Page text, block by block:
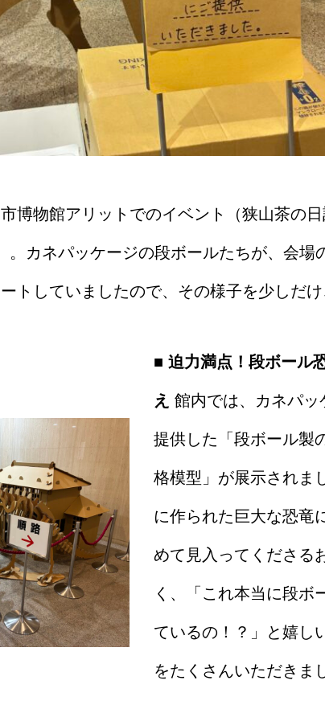
博物館アリットでのイベント（狭山茶の日
。カネパッケージの段ボールたちが、会場
トしていましたので、その様子を少しだけ
■ 迫力満点！段ボール
え 館内では、カネパッ
提供した「段ボール製
格模型」が展示されま
に作られた巨大な恐竜
めて見入ってくださる
く、「これ本当に段ボ
ているの！？」と嬉し
をたくさんいただきま